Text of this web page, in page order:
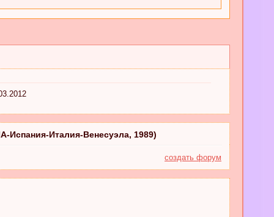
Испания-Италия-Венесуэла, 1989)
создать форум